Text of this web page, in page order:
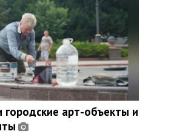
городские арт-объекты и